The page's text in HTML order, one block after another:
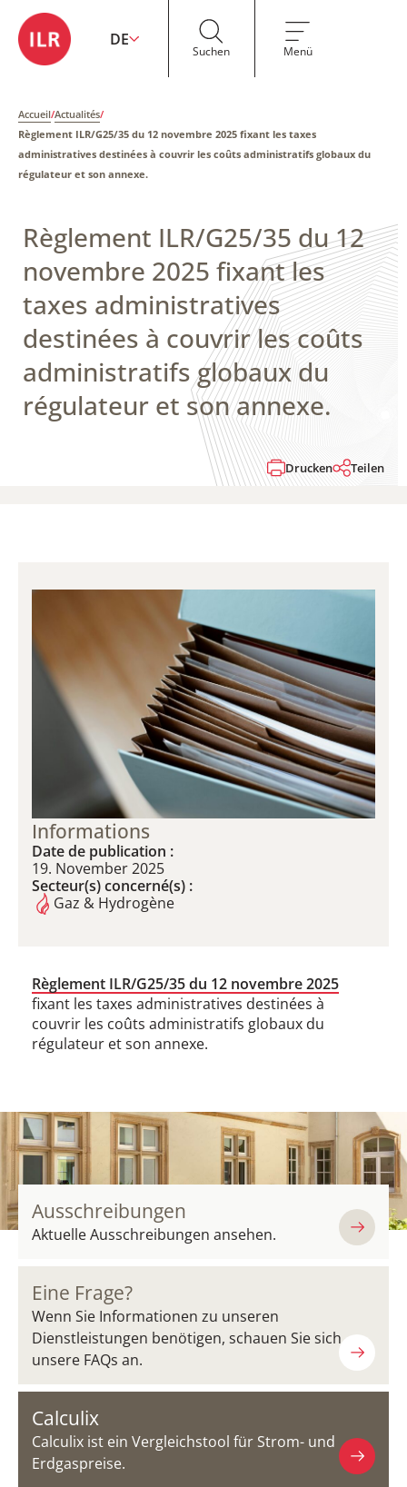
DE
Suchen Menü
Accueil/Actualités/
Règlement ILR/G25/35 du 12 novembre 2025 fixant les taxes
administratives destinées à couvrir les coûts administratifs globaux du
régulateur et son annexe.
Règlement ILR/G25/35 du 12
novembre 2025 fixant les
taxes administratives
destinées à couvrir les coûts
administratifs globaux du
régulateur et son annexe.
Drucken Teilen
Informations
Date de publication :
19. November 2025
Secteur(s) concerné(s) :
Gaz & Hydrogène
Règlement ILR/G25/35 du 12 novembre 2025
fixant les taxes administratives destinées à
couvrir les coûts administratifs globaux du
régulateur et son annexe.
Ausschreibungen
Aktuelle Ausschreibungen ansehen.
Eine Frage?
Wenn Sie Informationen zu unseren
Dienstleistungen benötigen, schauen Sie sich
unsere FAQs an.
Calculix
Calculix ist ein Vergleichstool für Strom- und
Erdgaspreise.